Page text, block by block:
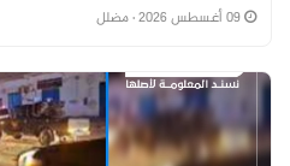
· مضلل